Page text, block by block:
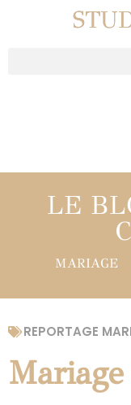
LE
MARIAGE
REPORTAGE